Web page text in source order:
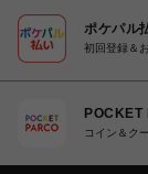
ポケパル
初回登録＆
POCKET
コイン＆ク